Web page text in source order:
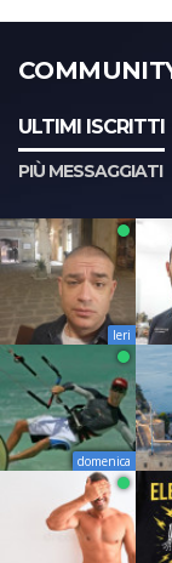
ULTIMI ISCRITTI
PIÙ MESSAGGIATI
Ieri
domenica